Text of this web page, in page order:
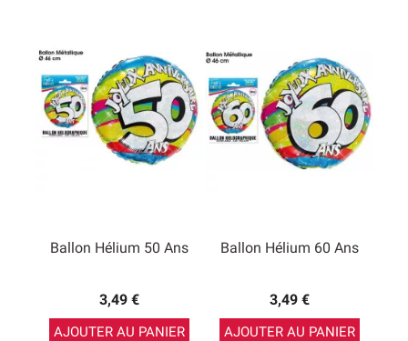
Ballon Hélium 50 Ans
3,49 €
AJOUTER AU PANIER
Ballon Hélium 60 Ans
3,49 €
AJOUTER AU PANIER